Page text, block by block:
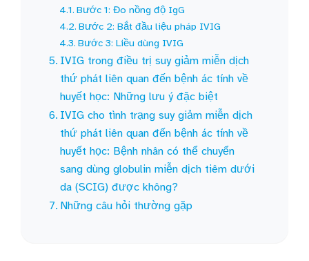
Bước 1: Đo nồng độ IgG
Bước 2: Bắt đầu liệu pháp IVIG
Bước 3: Liều dùng IVIG
IVIG trong điều trị suy giảm miễn dịch
thứ phát liên quan đến bệnh ác tính về
huyết học: Những lưu ý đặc biệt
IVIG cho tình trạng suy giảm miễn dịch
thứ phát liên quan đến bệnh ác tính về
huyết học: Bệnh nhân có thể chuyển
sang dùng globulin miễn dịch tiêm dưới
da (SCIG) được không?
Những câu hỏi thường gặp